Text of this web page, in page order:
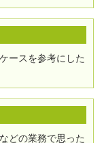
ースを参考にした
どの業務で思った